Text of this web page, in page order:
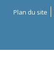
Plan du site